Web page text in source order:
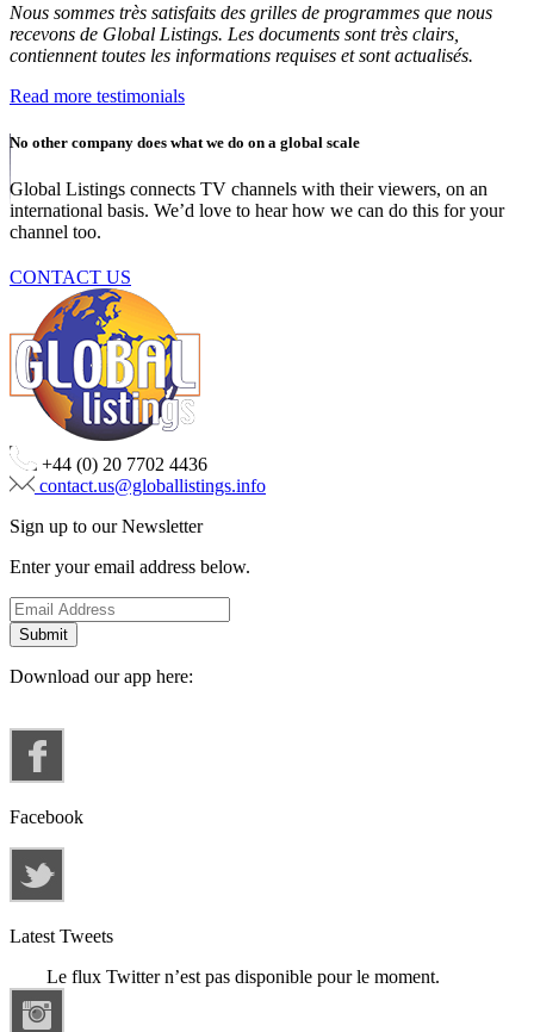
Nous sommes très satisfaits des grilles de programmes que nous
recevons de Global Listings. Les documents sont très clairs,
contiennent toutes les informations requises et sont actualisés.
Read more testimonials
No other company does what we do on a global scale
Global Listings connects TV channels with their viewers, on an
international basis. We’d love to hear how we can do this for your
channel too.
CONTACT US
+44 (0) 20 7702 4436
contact.us@globallistings.info
Sign up to our Newsletter
Enter your email address below.
Download our app here:
Facebook
Latest Tweets
Le flux Twitter n’est pas disponible pour le moment.